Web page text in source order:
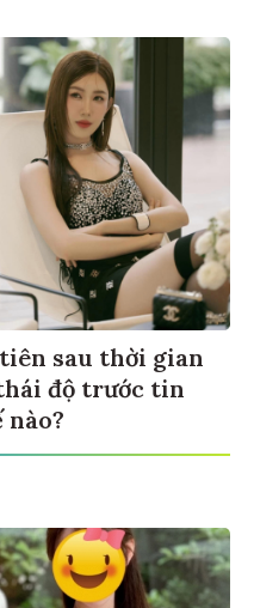
sau thời gian
độ trước tin